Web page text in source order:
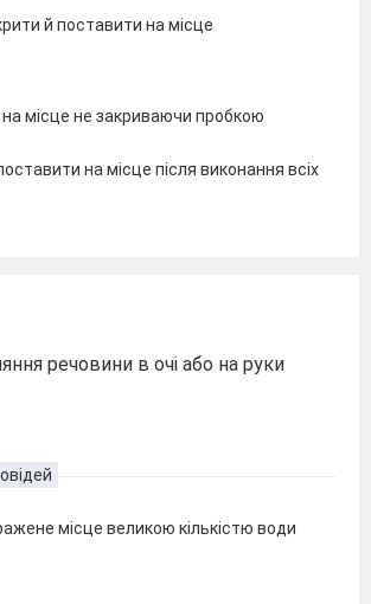
й поставити на місце
місце не закриваючи пробкою
на місце після виконання всіх
речовини в очі або на руки
місце великою кількістю води